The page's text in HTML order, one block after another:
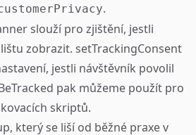
.
slouží pro zjištění, jestli
zobrazit. setTrackingConsent
jestli návštěvník povolil
pak můžeme použít pro
skriptů.
který se liší od běžné praxe v